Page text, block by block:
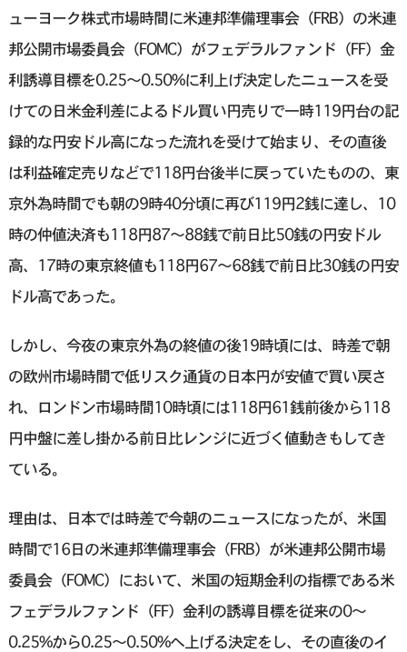
ューヨーク株式市場時間に米連邦準備理事会（FRB）の米連
邦公開市場委員会（FOMC）がフェデラルファンド（FF）金
利誘導目標を0.25～0.50%に利上げ決定したニュースを受
けての日米金利差によるドル買い円売りで一時119円台の記
録的な円安ドル高になった流れを受けて始まり、その直後
は利益確定売りなどで118円台後半に戻っていたものの、東
京外為時間でも朝の9時40分頃に再び119円2銭に達し、10
時の仲値決済も118円87～88銭で前日比50銭の円安ドル
高、17時の東京終値も118円67〜68銭で前日比30銭の円安
ドル高であった。
しかし、今夜の東京外為の終値の後19時頃には、時差で朝
の欧州市場時間で低リスク通貨の日本円が安値で買い戻さ
れ、ロンドン市場時間10時頃には118円61銭前後から118
円中盤に差し掛かる前日比レンジに近づく値動きもしてき
ている。
理由は、日本では時差で今朝のニュースになったが、米国
時間で16日の米連邦準備理事会（FRB）が米連邦公開市場
委員会（FOMC）において、米国の短期金利の指標である米
フェデラルファンド（FF）金利の誘導目標を従来の0～
0.25%から0.25～0.50%へ上げる決定をし、その直後のイ